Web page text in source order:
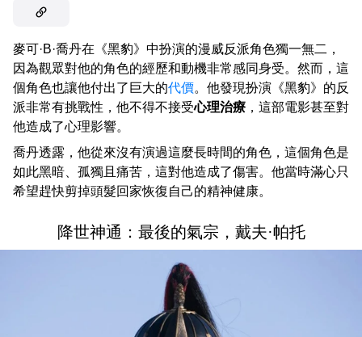
麥可·B·喬丹在《黑豹》中扮演的漫威反派角色獨一無二，
因為觀眾對他的角色的經歷和動機非常感同身受。然而，這
個角色也讓他付出了巨大的代價。他發現扮演《黑豹》的反
派非常有挑戰性，他不得不接受心理治療 ，這部電影甚至對
他造成了心理影響。
喬丹透露，他從來沒有演過這麼長時間的角色，這個角色是
如此黑暗、孤獨且痛苦，這對他造成了傷害。他當時滿心只
希望趕快剪掉頭髮回家恢復自己的精神健康。
降世神通：最後的氣宗，戴夫·帕托